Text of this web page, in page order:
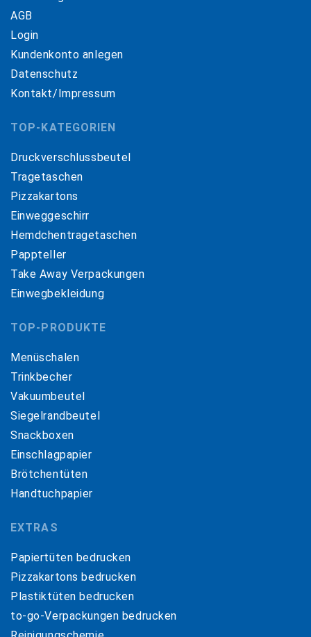
AGB
Login
Kundenkonto anlegen
Datenschutz
Kontakt/Impressum
TOP-KATEGORIEN
Druckverschlussbeutel
Tragetaschen
Pizzakartons
Einweggeschirr
Hemdchentragetaschen
Pappteller
Take Away Verpackungen
Einwegbekleidung
TOP-PRODUKTE
Menüschalen
Trinkbecher
Vakuumbeutel
Siegelrandbeutel
Snackboxen
Einschlagpapier
Brötchentüten
Handtuchpapier
EXTRAS
Papiertüten bedrucken
Pizzakartons bedrucken
Plastiktüten bedrucken
to-go-Verpackungen bedrucken